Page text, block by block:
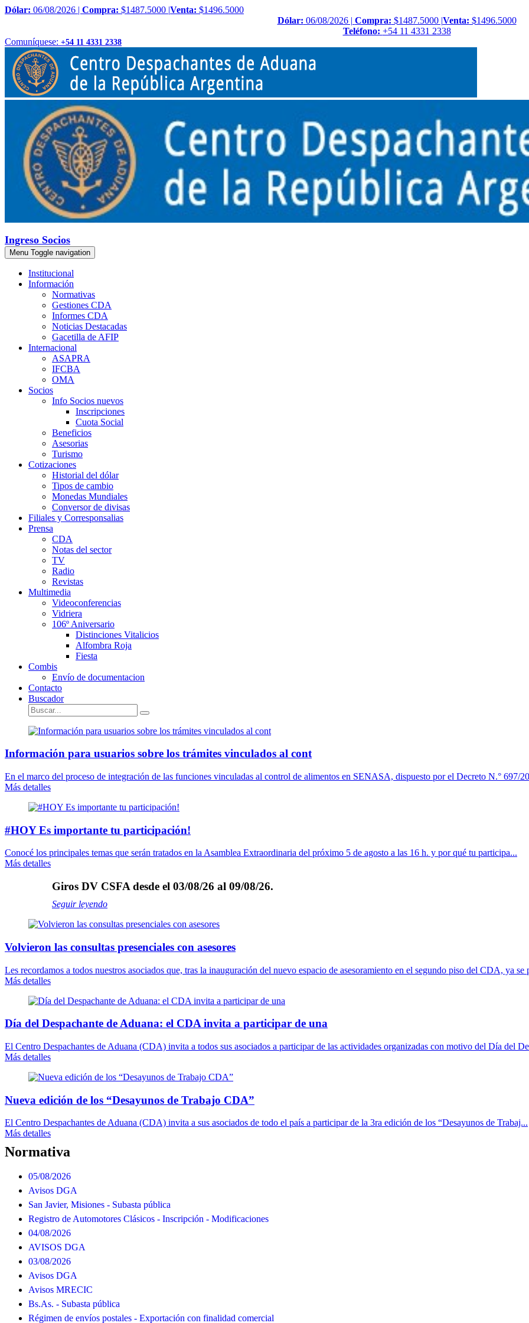
Dólar: 06/08/2026 | Compra: $1487.5000 |Venta: $1496.5000
Dólar: 06/08/2026 | Compra: $1487.5000 |Venta: $1496.5000
Teléfono: +54 11 4331 2338
Comuníquese: +54 11 4331 2338
Ingreso Socios
Menu Toggle navigation
Institucional
Información
Normativas
Gestiones CDA
Informes CDA
Noticias Destacadas
Gacetilla de AFIP
Internacional
ASAPRA
IFCBA
OMA
Socios
Info Socios nuevos
Inscripciones
Cuota Social
Beneficios
Asesorias
Turismo
Cotizaciones
Historial del dólar
Tipos de cambio
Monedas Mundiales
Conversor de divisas
Filiales y Corresponsalias
Prensa
CDA
Notas del sector
TV
Radio
Revistas
Multimedia
Videoconferencias
Vidriera
106º Aniversario
Distinciones Vitalicios
Alfombra Roja
Fiesta
Combis
Envío de documentacion
Contacto
Buscador
Información para usuarios sobre los trámites vinculados al cont
En el marco del proceso de integración de las funciones vinculadas al control de alimentos en SENASA, dispuesto por el Decreto N.° 697/
Más detalles
#HOY Es importante tu participación!
Conocé los principales temas que serán tratados en la Asamblea Extraordinaria del próximo 5 de agosto a las 16 h. y por qué tu participa...
Más detalles
Giros DV CSFA desde el 03/08/26 al 09/08/26.
Seguir leyendo
Volvieron las consultas presenciales con asesores
Les recordamos a todos nuestros asociados que, tras la inauguración del nuevo espacio de asesoramiento en el segundo piso del CDA, ya se
Más detalles
Día del Despachante de Aduana: el CDA invita a participar de una
El Centro Despachantes de Aduana (CDA) invita a todos sus asociados a participar de las actividades organizadas con motivo del Día del
Más detalles
Nueva edición de los “Desayunos de Trabajo CDA”
El Centro Despachantes de Aduana (CDA) invita a sus asociados de todo el país a participar de la 3ra edición de los “Desayunos de Trabaj...
Más detalles
Normativa
05/08/2026
Avisos DGA
San Javier, Misiones - Subasta pública
Registro de Automotores Clásicos - Inscripción - Modificaciones
04/08/2026
AVISOS DGA
03/08/2026
Avisos DGA
Avisos MRECIC
Bs.As. - Subasta pública
Régimen de envíos postales - Exportación con finalidad comercial